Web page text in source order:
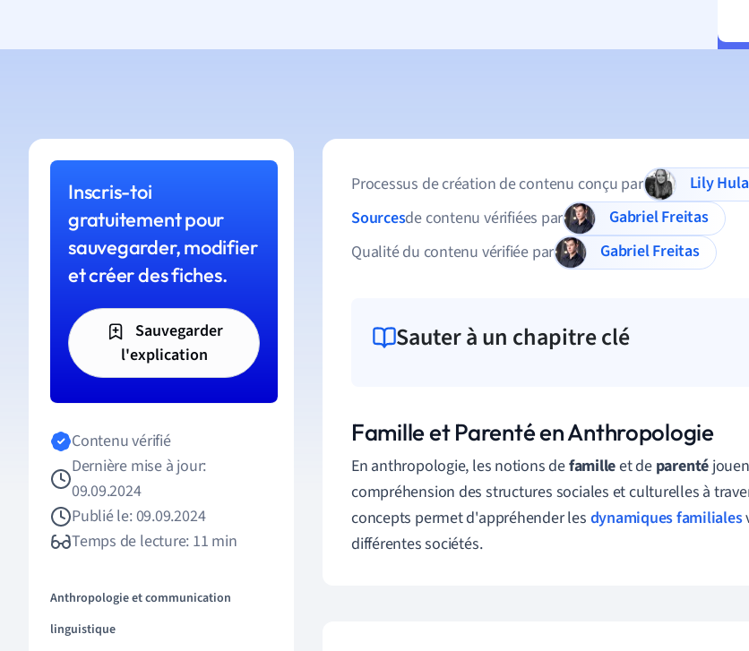
Inscris-toi
gratuitement pour
sauvegarder, modifier
et créer des fiches.
Sauvegarder
l'explication
Contenu vérifié
Dernière mise à jour:
09.09.2024
Publié le: 09.09.2024
Temps de lecture: 11 min
Anthropologie et communication
linguistique
Processus de création de contenu conçu par
Lily
Sourcesde contenu vérifiées par
Gabriel Freitas
Qualité du contenu vérifiée par
Gabriel Freitas
Sauter à un chapitre clé
Famille et Parenté en Anthropologie
En anthropologie, les notions defamilleet de parenté
compréhension des structures sociales et culturelles à
concepts permet d'appréhender les dynamiques familiales
différentes sociétés.